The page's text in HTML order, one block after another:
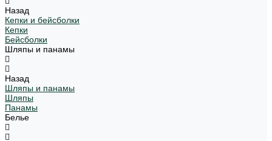
Назад
Кепки и бейсболки
Кепки
Бейсболки
Шляпы и панамы
Назад
Шляпы и панамы
Шляпы
Панамы
Белье